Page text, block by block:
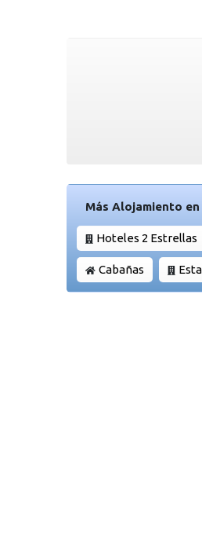
Más Alojamiento
Hoteles 2 Estrellas
Cabañas